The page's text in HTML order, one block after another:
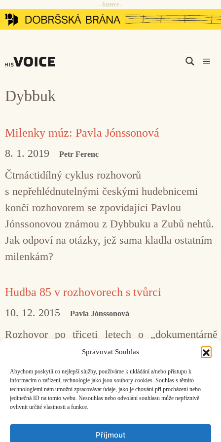
Spravovat Souhlas
Abychom poskytli co nejlepší služby, používáme k ukládání a/nebo přístupu k
informacím o zařízení, technologie jako jsou soubory cookies. Souhlas s těmito
technologiemi nám umožní zpracovávat údaje, jako je chování při procházení nebo
jedinečná ID na tomto webu. Nesouhlas nebo odvolání souhlasu může nepříznivě
ovlivnit určité vlastnosti a funkce.
Příjmout
Přeskočit
na
- Inzerce -
Dybbuk
Milenky múz: Pavla Jónssonová
8. 1. 2019 Petr Ferenc
Čtrnáctidílný cyklus rozhovorů
s nepřehlédnutelnými českými hudebnicemi
končí rozhovorem se zpovídající Pavlou
Jónssonovou známou z Dybbuku a Zubů nehtů.
Jak odpoví na otázky, jež sama kladla ostatním
milenkám?
Hudba 85 v rozhovorech s tvůrci
10. 12. 2015 Pavla Jónssonová
Rozhovor po třiceti letech o „dokumentárně
hudebně zábavném filmu“Hudba 85
s autory
Alexejem Guhou, Vladislavem Burdou
a moderátorem Josefem Vlčkem.